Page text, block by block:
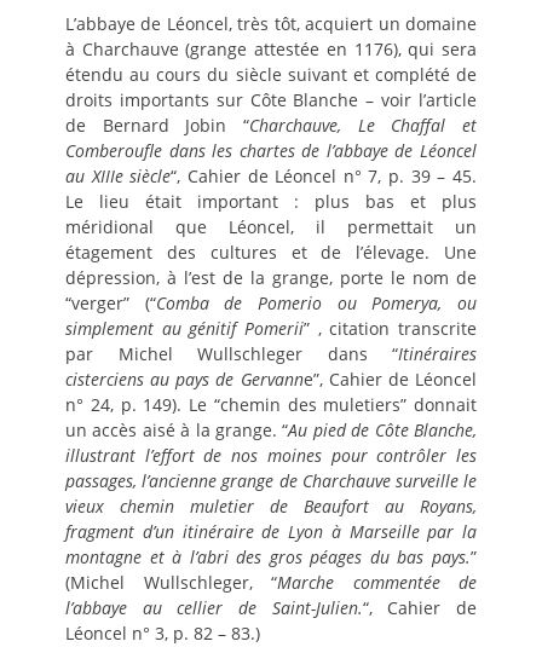
L’abbaye de Léoncel, très tôt, acquiert un domaine
à Charchauve (grange attestée en 1176), qui sera
étendu au cours du siècle suivant et complété de
droits importants sur Côte Blanche – voir l’article
de Bernard Jobin “Charchauve, Le Chaffal et
Comberoufle dans les chartes de l’abbaye de Léoncel
au XIIIe siècle“, Cahier de Léoncel n° 7, p. 39 – 45.
Le lieu était important : plus bas et plus
méridional que Léoncel, il permettait un
étagement des cultures et de l’élevage. Une
dépression, à l’est de la grange, porte le nom de
“verger” (“Comba de Pomerio ou Pomerya, ou
simplement au génitif Pomerii” , citation transcrite
par Michel Wullschleger dans “Itinéraires
cisterciens au pays de Gervanne”, Cahier de Léoncel
n° 24, p. 149). Le “chemin des muletiers” donnait
un accès aisé à la grange. “Au pied de Côte Blanche,
illustrant l’effort de nos moines pour contrôler les
passages, l’ancienne grange de Charchauve surveille le
vieux chemin muletier de Beaufort au Royans,
fragment d’un itinéraire de Lyon à Marseille par la
montagne et à l’abri des gros péages du bas pays.”
(Michel Wullschleger, “Marche commentée de
l’abbaye au cellier de Saint-Julien.“, Cahier de
Léoncel n° 3, p. 82 – 83.)